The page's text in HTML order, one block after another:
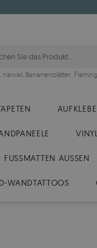
hawaii, Bananenblätter,
FUSSMATTEN AUSSEN
WANDTATTOOS